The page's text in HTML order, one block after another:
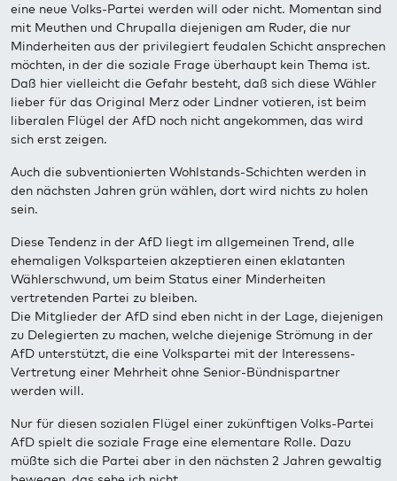
eine neue Volks-Partei werden will oder nicht. Momentan sind
mit Meuthen und Chrupalla diejenigen am Ruder, die nur
Minderheiten aus der privilegiert feudalen Schicht ansprechen
möchten, in der die soziale Frage überhaupt kein Thema ist.
Daß hier vielleicht die Gefahr besteht, daß sich diese Wähler
lieber für das Original Merz oder Lindner votieren, ist beim
liberalen Flügel der AfD noch nicht angekommen, das wird
sich erst zeigen.
Auch die subventionierten Wohlstands-Schichten werden in
den nächsten Jahren grün wählen, dort wird nichts zu holen
sein.
Diese Tendenz in der AfD liegt im allgemeinen Trend, alle
ehemaligen Volksparteien akzeptieren einen eklatanten
Wählerschwund, um beim Status einer Minderheiten
vertretenden Partei zu bleiben.
Die Mitglieder der AfD sind eben nicht in der Lage, diejenigen
zu Delegierten zu machen, welche diejenige Strömung in der
AfD unterstützt, die eine Volkspartei mit der Interessens-
Vertretung einer Mehrheit ohne Senior-Bündnispartner
werden will.
Nur für diesen sozialen Flügel einer zukünftigen Volks-Partei
AfD spielt die soziale Frage eine elementare Rolle. Dazu
müßte sich die Partei aber in den nächsten 2 Jahren gewaltig